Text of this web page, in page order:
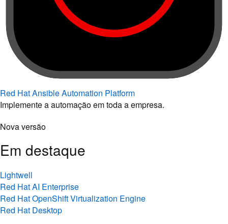
Red Hat Ansible Automation Platform
Implemente a automação em toda a empresa.
Nova versão
Em destaque
Lightwell
Red Hat AI Enterprise
Red Hat OpenShift Virtualization Engine
Red Hat Desktop